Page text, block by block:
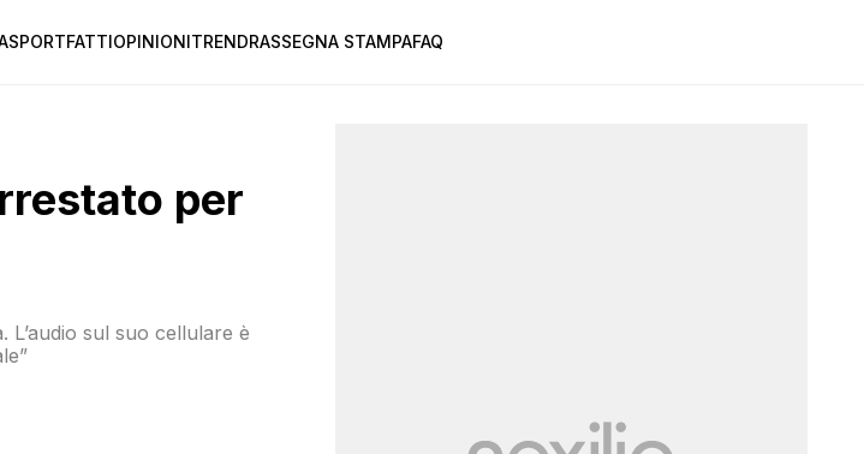
SPORTFATTIOPINIONITRENDRASSEGNA STAMPAFAQ
per
sul suo cellulare è